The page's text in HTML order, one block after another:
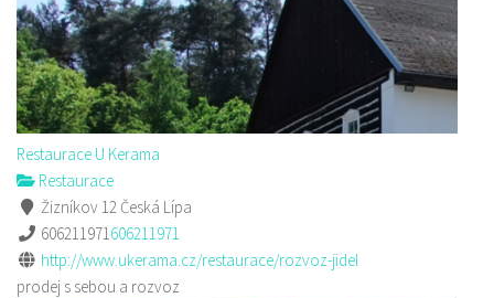
Restaurace U Kerama
Restaurace
Žizníkov 12 Česká Lípa
606211971606211971
http://www.ukerama.cz/restaurace/rozvoz-jidel
prodej s sebou a rozvoz